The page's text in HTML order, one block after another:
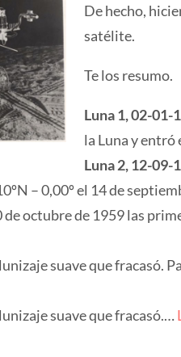
De hecho,
satélite.
Te los resumo.
Luna 1, 02-01-
la Luna y entró
Luna 2, 12-09-
– 0,00º el 14 de
octubre de 1959 las
suave que fracasó.
suave que fracasó.…